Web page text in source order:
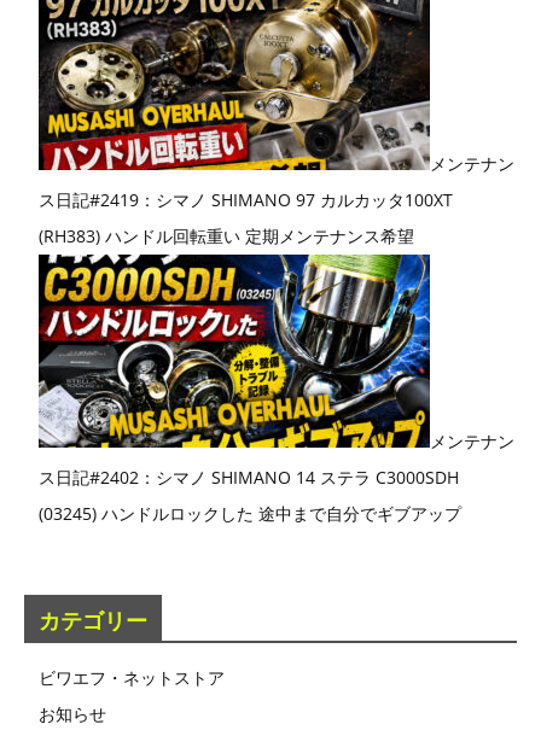
メンテナン
ス日記#2419：シマノ SHIMANO 97 カルカッタ100XT
(RH383) ハンドル回転重い 定期メンテナンス希望
メンテナン
ス日記#2402：シマノ SHIMANO 14 ステラ C3000SDH
(03245) ハンドルロックした 途中まで自分でギブアップ
カテゴリー
ビワエフ・ネットストア
お知らせ